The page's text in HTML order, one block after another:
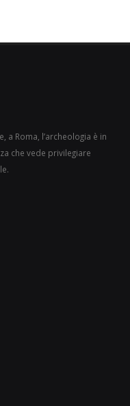
Roma, l’archeologia è in
che vede privilegiare